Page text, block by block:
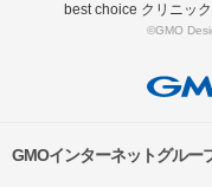
best choice クリニッ
©GMO
GMOインターネットグルー